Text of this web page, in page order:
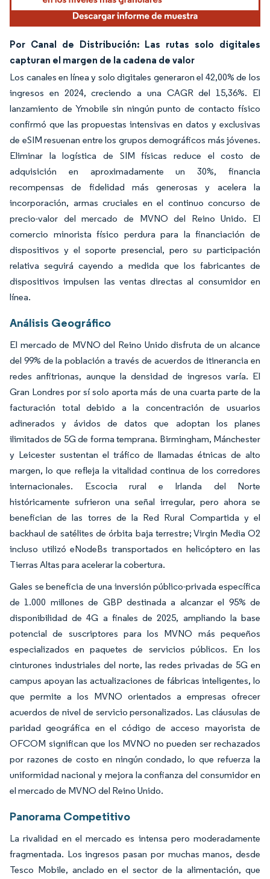
Por Canal de Distribución: Las rutas solo digitales
capturan el margen de la cadena de valor
Los canales en línea y solo digitales generaron el 42,00% de los
ingresos en 2024, creciendo a una CAGR del 15,36%. El
lanzamiento de Ymobile sin ningún punto de contacto físico
confirmó que las propuestas intensivas en datos y exclusivas
de eSIM resuenan entre los grupos demográficos más jóvenes.
Eliminar la logística de SIM físicas reduce el costo de
adquisición en aproximadamente un 30%, financia
recompensas de fidelidad más generosas y acelera la
incorporación, armas cruciales en el continuo concurso de
precio-valor del mercado de MVNO del Reino Unido. El
comercio minorista físico perdura para la financiación de
dispositivos y el soporte presencial, pero su participación
relativa seguirá cayendo a medida que los fabricantes de
dispositivos impulsen las ventas directas al consumidor en
línea.
Análisis Geográfico
El mercado de MVNO del Reino Unido disfruta de un alcance
del 99% de la población a través de acuerdos de itinerancia en
redes anfitrionas, aunque la densidad de ingresos varía. El
Gran Londres por sí solo aporta más de una cuarta parte de la
facturación total debido a la concentración de usuarios
adinerados y ávidos de datos que adoptan los planes
ilimitados de 5G de forma temprana. Birmingham, Mánchester
y Leicester sustentan el tráfico de llamadas étnicas de alto
margen, lo que refleja la vitalidad continua de los corredores
internacionales. Escocia rural e Irlanda del Norte
históricamente sufrieron una señal irregular, pero ahora se
benefician de las torres de la Red Rural Compartida y el
backhaul de satélites de órbita baja terrestre; Virgin Media O2
incluso utilizó eNodeBs transportados en helicóptero en las
Tierras Altas para acelerar la cobertura.
Gales se beneficia de una inversión público-privada específica
de 1.000 millones de GBP destinada a alcanzar el 95% de
disponibilidad de 4G a finales de 2025, ampliando la base
potencial de suscriptores para los MVNO más pequeños
especializados en paquetes de servicios públicos. En los
cinturones industriales del norte, las redes privadas de 5G en
campus apoyan las actualizaciones de fábricas inteligentes, lo
que permite a los MVNO orientados a empresas ofrecer
acuerdos de nivel de servicio personalizados. Las cláusulas de
paridad geográfica en el código de acceso mayorista de
OFCOM significan que los MVNO no pueden ser rechazados
por razones de costo en ningún condado, lo que refuerza la
uniformidad nacional y mejora la confianza del consumidor en
el mercado de MVNO del Reino Unido.
Panorama Competitivo
La rivalidad en el mercado es intensa pero moderadamente
fragmentada. Los ingresos pasan por muchas manos, desde
Tesco Mobile, anclado en el sector de la alimentación, que